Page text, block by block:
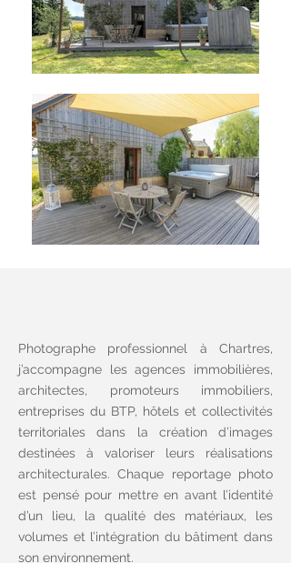
Photographe professionnel à Chartres,
j’accompagne les agences immobilières,
architectes, promoteurs immobiliers,
entreprises du BTP, hôtels et collectivités
territoriales dans la création d’images
destinées à valoriser leurs réalisations
architecturales. Chaque reportage photo
est pensé pour mettre en avant l’identité
d’un lieu, la qualité des matériaux, les
volumes et l’intégration du bâtiment dans
son environnement.